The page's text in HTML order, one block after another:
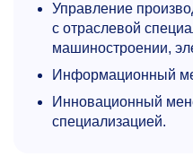
Управление
с отраслевой
машиностроении,
Информационный
Инновационный
специализацией.